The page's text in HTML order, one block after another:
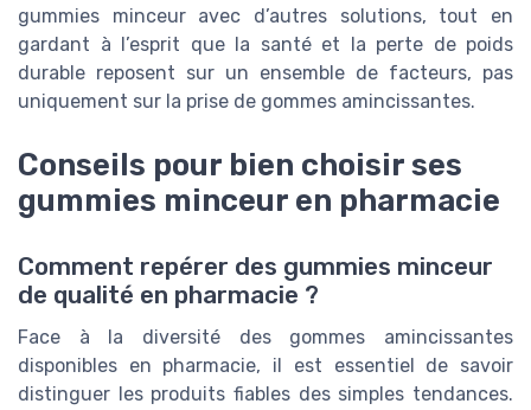
gummies minceur avec d’autres solutions, tout en
gardant à l’esprit que la santé et la perte de poids
durable reposent sur un ensemble de facteurs, pas
uniquement sur la prise de gommes amincissantes.
Conseils pour bien choisir ses
gummies minceur en pharmacie
Comment repérer des gummies minceur
de qualité en pharmacie ?
Face à la diversité des gommes amincissantes
disponibles en pharmacie, il est essentiel de savoir
distinguer les produits fiables des simples tendances.